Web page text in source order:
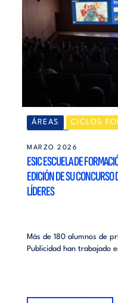
ÁREAS CICLOS
MARZO 2026
ESIC ESCUELA DE
EDICIÓN DE SU
LÍDERES
Más de 180 alumnos de
Publicidad han trabajado